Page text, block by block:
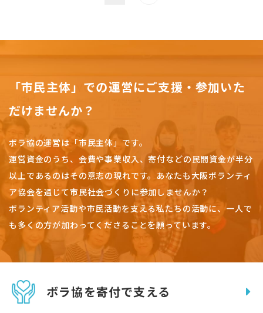
「市民主体」での運営にご支援・参加いた
だけませんか？
ボラ協の運営は「市民主体」です。
運営資金のうち、会費や事業収入、寄付などの民間資金が半分
以上であるのはその意志の現れです。 あなたも大阪ボランティ
ア協会を通じて市民社会づくりに参加しませんか？
ボランティア活動や市民活動を支える私たちの活動に、一人で
も多くの方が加わってくださることを願っています。
ボラ協を寄付で支える